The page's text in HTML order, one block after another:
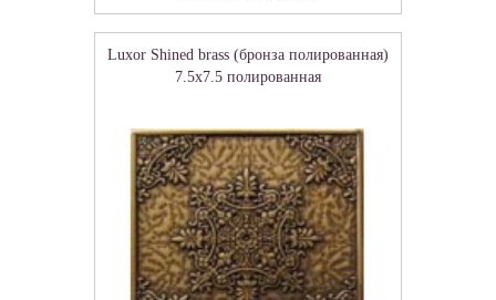
Luxor Shined brass (бронза полированная)
7.5х7.5 полированная